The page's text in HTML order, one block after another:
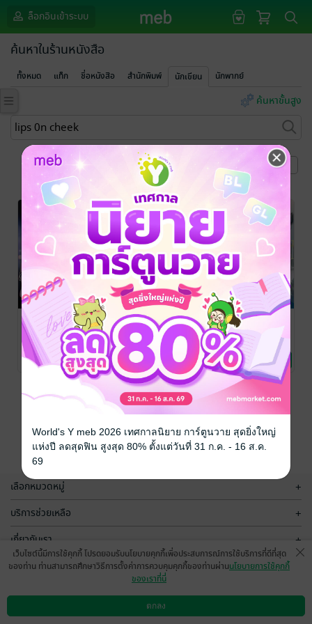
ล็อกอินเข้าระบบ
ค้นหาในร้านหนังสือ
ทั้งหมด แท็ก ชื่อหนังสือ สำนักพิมพ์ นักเขียน นักพากย์
ค้นหาขั้นสูง
หน้าที่ 1
I know you
can BUT let
me #คนไทยคน
แรกมั้ง
lips 0n cheek/
Veni, vidi, vici
นิยายรัก
13 Rating
-20%
Flex ไว้คุยกัน
ตอนลงสตรีม
lips 0n cheek
/
Wide Stories /
ไวด์สตอรี่
นิยายวาย Boy
Love / Yaoi
57 Rating
Atypical M.D.
เกลียดนิยม
อันดับหนึ่ง
lips 0n cheek
Veni, vidi, vici
นิยายวาย Boy
Love / Yaoi
81 Rating
เลือกหมวดหมู่ +
บริการช่วยเหลือ +
เกี่ยวกับเรา +
กลุ่มธุรกิจในเครือ
ดาวน์โหลดแอป วิธีการใช้งาน ติดต่อเรา
เว็บไซต์นี้มีการใช้คุกกี้ โปรดยอมรับนโยบายคุกกี้เพื่อประสบการณ์การใช้บริการที่ดีที่สุด
ของท่าน ท่านสามารถศึกษาวิธีการตั้งค่าการควบคุมคุกกี้ของท่านผ่านนโยบายการใช้คุกกี้
ของเราที่นี่
ตกลง
World's Y meb 2026 เทศกาลนิยาย การ์ตูนวาย สุดยิ่งใหญ่
แห่งปี ลดสุดฟิน สูงสุด 80% ตั้งแต่วันที่ 31 ก.ค. - 16 ส.ค.
69